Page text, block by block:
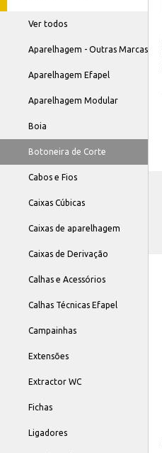
Ver todos
Aparelhagem - Outras Marcas
Aparelhagem Efapel
Aparelhagem Modular
Boia
Botoneira de Corte
Cabos e Fios
Caixas Cúbicas
Caixas de aparelhagem
Caixas de Derivação
Calhas e Acessórios
Calhas Técnicas Efapel
Campainhas
Extensões
Extractor WC
Fichas
Ligadores